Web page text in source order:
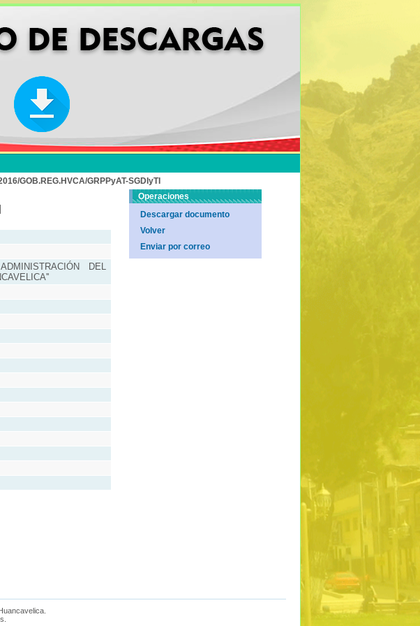
GOB.REG.HVCA/GRPPyAT-SGDIyTI
DEL
Operaciones
Descargar documento
Volver
Enviar por correo